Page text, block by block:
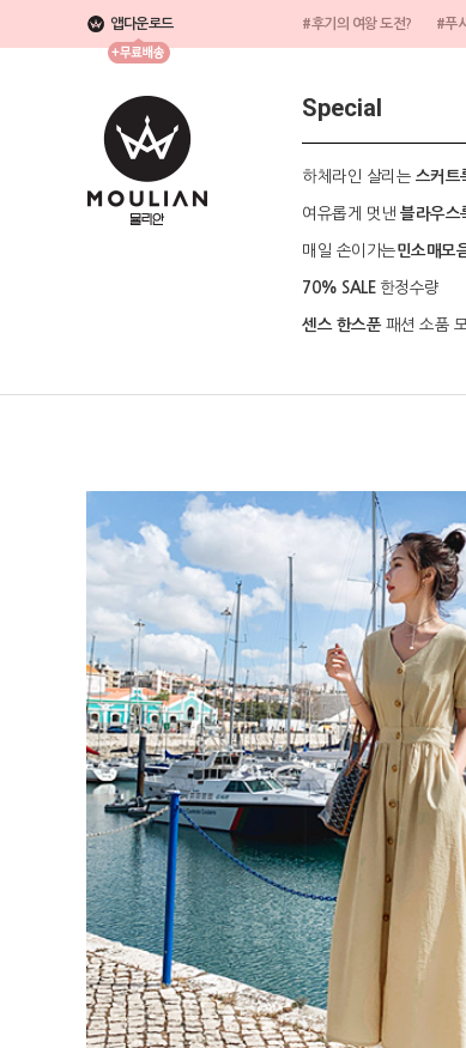
앱다운로드 #후기의 여왕 도전? #푸
Special
하체라인 살리는 스커트
여유롭게 멋낸 블라우스
매일 손이가는민소매모
70% SALE 한정수량
센스 한스푼패션 소품